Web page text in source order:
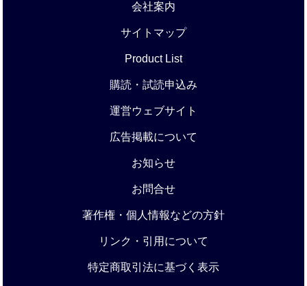
会社案内
サイトマップ
Product List
購読・試読申込み
運営ウェブサイト
広告掲載について
お知らせ
お問合せ
著作権・個人情報などの方針
リンク・引用について
特定商取引法に基づく表示